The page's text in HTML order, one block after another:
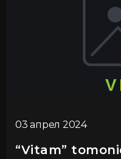
03 апрел 2024
“Vitam”